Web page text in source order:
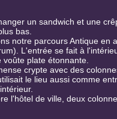
un sandwich et une
bas.
notre parcours Antique en
L'entrée se fait à
plate étonnante.
crypte avec des
le lieu aussi comme
l'hôtel de ville, deux